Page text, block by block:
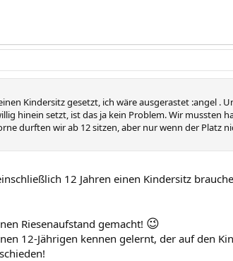
Kindersitz gesetzt, ich wäre ausgerastet :angel .
hinein setzt, ist das ja kein Problem. Wir mussten
durften wir ab 12 sitzen, aber nur wenn der Platz
12 Jahren einen Kindersitz
Riesenaufstand gemacht! 😉
12-Jährigen kennen gelernt, der auf den